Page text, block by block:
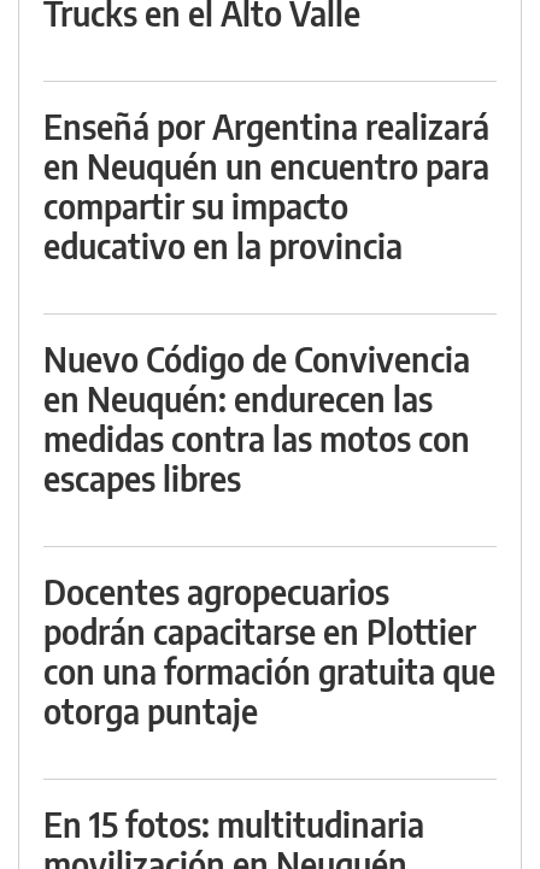
Trucks en el Alto Valle
Enseñá por Argentina realizará
en Neuquén un encuentro para
compartir su impacto
educativo en la provincia
Nuevo Código de Convivencia
en Neuquén: endurecen las
medidas contra las motos con
escapes libres
Docentes agropecuarios
podrán capacitarse en Plottier
con una formación gratuita que
otorga puntaje
En 15 fotos: multitudinaria